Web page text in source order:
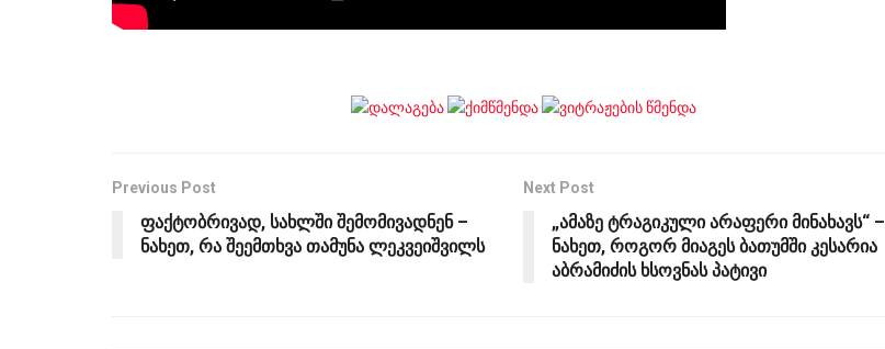
Previous Post
ფაქტობრივად, სახლში შემომივადნენ –
ნახეთ, რა შეემთხვა თამუნა ლეკვეიშვილს
Next Post
„ამაზე ტრაგიკული არაფერი მინახავს“ –
ნახეთ, როგორ მიაგეს ბათუმში კესარია
აბრამიძის ხსოვნას პატივი